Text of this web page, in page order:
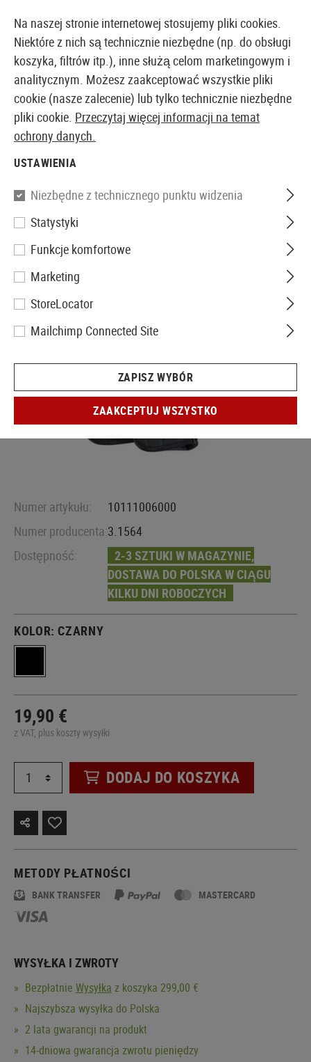
EUROPEJSKI AIRSOFT SKLEP I HURTOWNIA
Strona główna
Dropleg Holster BLK
Numer artykułu:
10111006000
Numer producenta:3.1564
Dostępność:
2-3 SZTUKI W MAGAZYNIE,
DOSTAWA DO POLSKA W CIĄGU
KILKU DNI ROBOCZYCH
KOLOR: CZARNY
19,90 €
z VAT, plus koszty wysyłki
DODAJ DO KOSZYKA
METODY PŁATNOŚCI
BANK TRANSFER MASTERCARD
WYSYŁKA I ZWROTY
Bezpłatnie Wysyłka z koszyka 299,00 €
Najszybsza wysyłka do Polska
2 lata gwarancji na produkt
14-dniowa gwarancja zwrotu pieniędzy
Na naszej stronie internetowej stosujemy pliki cookies.
Niektóre z nich są technicznie niezbędne (np. do obsługi
koszyka, filtrów itp.), inne służą celom marketingowym i
analitycznym. Możesz zaakceptować wszystkie pliki
cookie (nasze zalecenie) lub tylko technicznie niezbędne
pliki cookie. Przeczytaj więcej informacji na temat
ochrony danych.
USTAWIENIA
Niezbędne z technicznego punktu widzenia
Statystyki
Funkcje komfortowe
Marketing
StoreLocator
Mailchimp Connected Site
ZAPISZ WYBÓR
ZAAKCEPTUJ WSZYSTKO